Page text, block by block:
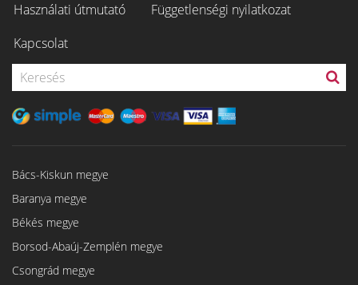
Használati útmutató
Függetlenségi nyilatkozat
Kapcsolat
Bács-Kiskun megye
Baranya megye
Békés megye
Borsod-Abaúj-Zemplén megye
Csongrád megye